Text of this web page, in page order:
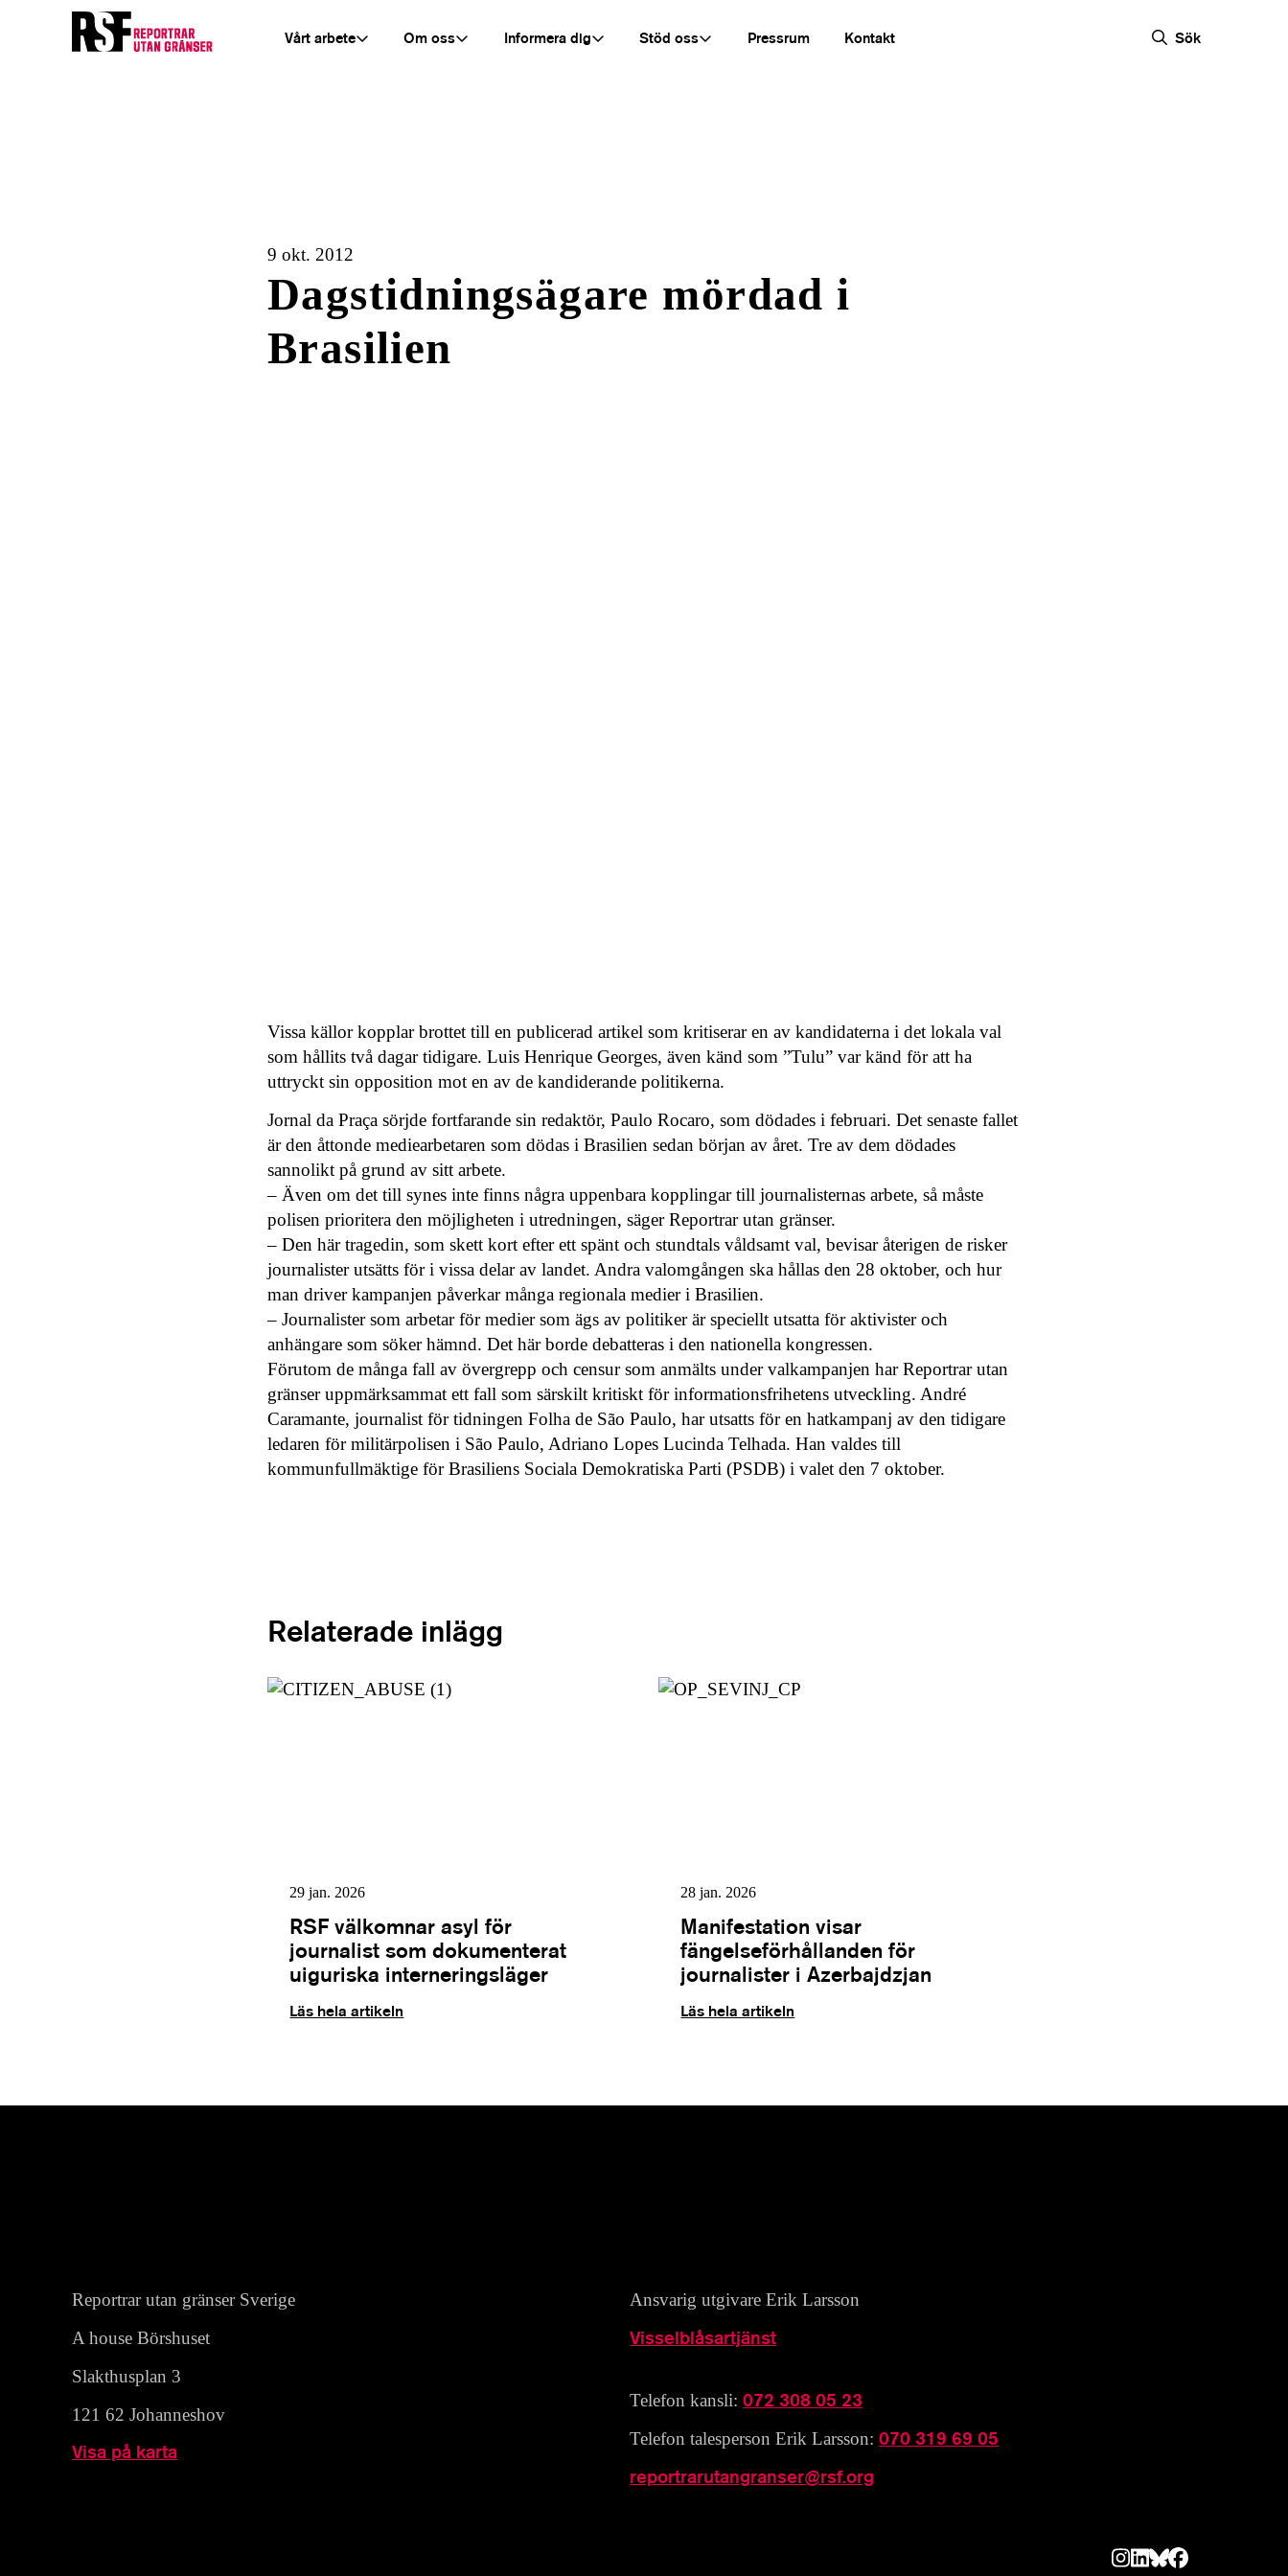
Vårt arbete Om oss Informera dig Stöd oss Pressrum Kontakt Sök
9 okt. 2012
Dagstidningsägare mördad i
Brasilien
Vissa källor kopplar brottet till en publicerad artikel som kritiserar en av kandidaterna i det lokala val
som hållits två dagar tidigare. Luis Henrique Georges, även känd som ”Tulu” var känd för att ha
uttryckt sin opposition mot en av de kandiderande politikerna.
Jornal da Praça sörjde fortfarande sin redaktör, Paulo Rocaro, som dödades i februari. Det senaste fallet
är den åttonde mediearbetaren som dödas i Brasilien sedan början av året. Tre av dem dödades
sannolikt på grund av sitt arbete.
– Även om det till synes inte finns några uppenbara kopplingar till journalisternas arbete, så måste
polisen prioritera den möjligheten i utredningen, säger Reportrar utan gränser.
– Den här tragedin, som skett kort efter ett spänt och stundtals våldsamt val, bevisar återigen de risker
journalister utsätts för i vissa delar av landet. Andra valomgången ska hållas den 28 oktober, och hur
man driver kampanjen påverkar många regionala medier i Brasilien.
– Journalister som arbetar för medier som ägs av politiker är speciellt utsatta för aktivister och
anhängare som söker hämnd. Det här borde debatteras i den nationella kongressen.
Förutom de många fall av övergrepp och censur som anmälts under valkampanjen har Reportrar utan
gränser uppmärksammat ett fall som särskilt kritiskt för informationsfrihetens utveckling. André
Caramante, journalist för tidningen Folha de São Paulo, har utsatts för en hatkampanj av den tidigare
ledaren för militärpolisen i São Paulo, Adriano Lopes Lucinda Telhada. Han valdes till
kommunfullmäktige för Brasiliens Sociala Demokratiska Parti (PSDB) i valet den 7 oktober.
Relaterade inlägg
29 jan. 2026
RSF välkomnar asyl för
journalist som dokumenterat
uiguriska interneringsläger
Läs hela artikeln
28 jan. 2026
Manifestation visar
fängelseförhållanden för
journalister i Azerbajdzjan
Läs hela artikeln
Reportrar utan gränser Sverige
A house Börshuset
Slakthusplan 3
121 62 Johanneshov
Visa på karta
Ansvarig utgivare Erik Larsson
Visselblåsartjänst
Telefon kansli:072 308 05 23
Telefon talesperson Erik Larsson:070 319 69 05
reportrarutangranser@rsf.org